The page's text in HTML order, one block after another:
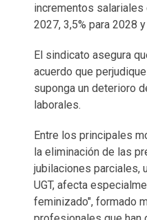
incrementos salariales
2027, 3,5% para 2028
El sindicato asegura
acuerdo que
suponga un deterioro
laborales.
Entre los principales
la eliminación de las
jubilaciones parciales,
UGT, afecta
feminizado", formado